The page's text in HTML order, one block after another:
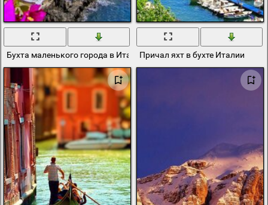
Бухта маленького города в Италии летомПричал яхт в бухте Италии